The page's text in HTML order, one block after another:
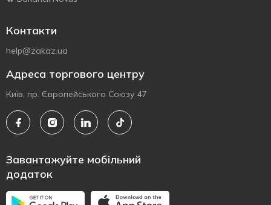
Контакти
help@zakaz.ua
Адреса торгового центру
Київ, пр. Європейського Союзу 47
Завантажуйте мобільний
додаток